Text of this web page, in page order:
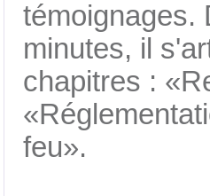
témoignages.
minutes, il
chapitres :
feu».